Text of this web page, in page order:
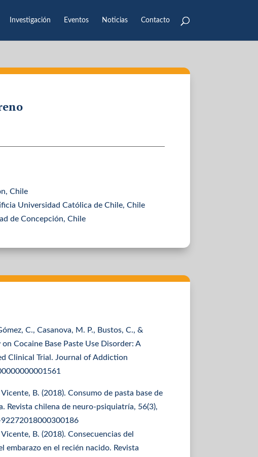
Investigación Eventos Noticias Contacto
, Chile
Universidad Católica de Chile, Chile
de Concepción, Chile
C., Casanova, M. P., Bustos, C., &
Cocaine Base Paste Use Disorder: A
Clinical Trial. Journal of Addiction
B. (2018). Consumo de pasta base de
Revista chilena de neuro-psiquiatría, 56(3),
B. (2018). Consecuencias del
embarazo en el recién nacido. Revista